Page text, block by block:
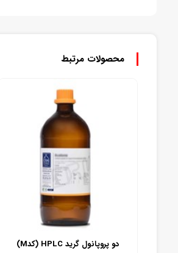
محصولات مرتبط
دو پروپانول گرید HPLC (کدM)